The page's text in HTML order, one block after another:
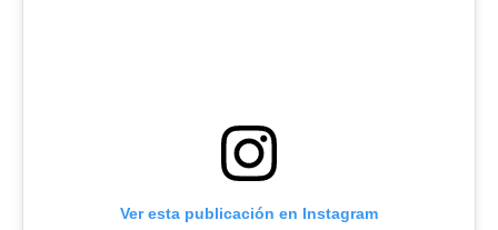
Ver esta publicación en Instagram